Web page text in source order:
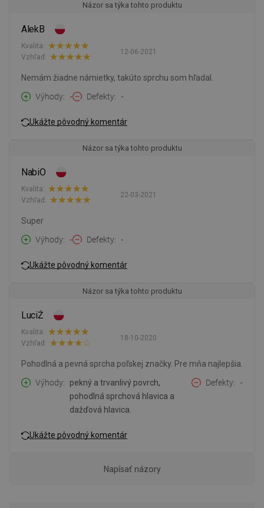
Názor sa týka tohto produktu
AlekB
12-06-2021
Kvalita:
Vzhľad:
Nemám žiadne námietky, takúto sprchu som hľadal.
Výhody
- Defekty -
Ukážte pôvodný komentár
Názor sa týka tohto produktu
NabiO
22-03-2021
Kvalita:
Vzhľad:
Super
Výhody
- Defekty -
Ukážte pôvodný komentár
Názor sa týka tohto produktu
LuciŻ
18-10-2020
Kvalita:
Vzhľad:
Pohodlná a pevná sprcha poľskej značky. Pre mňa najlepšia.
Výhody
pekný a trvanlivý povrch,
pohodlná sprchová hlavica a
dažďová hlavica.
Defekty -
Ukážte pôvodný komentár
Napísať názory